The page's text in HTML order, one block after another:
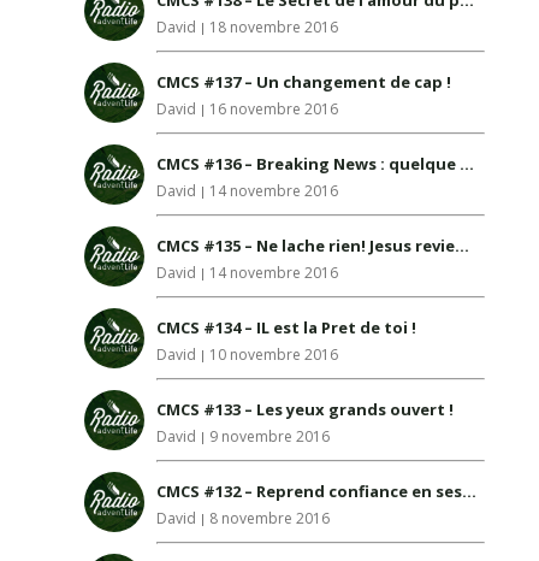
David 18 novembre 2016
CMCS #137 – Un changement de cap !
David 16 novembre 2016
CMCS #136 – Breaking News : quelque chose se trame dans le ciel!
David 14 novembre 2016
CMCS #135 – Ne lache rien! Jesus reviens !
David 14 novembre 2016
CMCS #134 – IL est la Pret de toi !
David 10 novembre 2016
CMCS #133 – Les yeux grands ouvert !
David 9 novembre 2016
CMCS #132 – Reprend confiance en ses promesses
David 8 novembre 2016